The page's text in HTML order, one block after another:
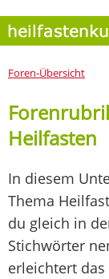
Foren-Übersicht
Heilfasten
In diesem
Thema
du gleich in
Stichwörter
erleichtert